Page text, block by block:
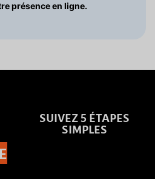
présence en ligne.
SUIVEZ 5 ÉTAPES
SIMPLES